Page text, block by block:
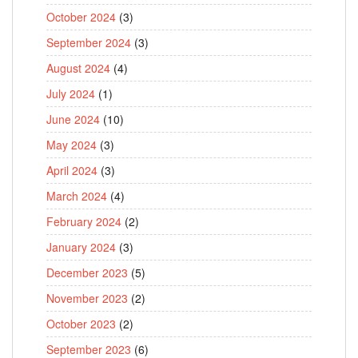
October 2024 (3)
September 2024 (3)
August 2024 (4)
July 2024 (1)
June 2024 (10)
May 2024 (3)
April 2024 (3)
March 2024 (4)
February 2024 (2)
January 2024 (3)
December 2023 (5)
November 2023 (2)
October 2023 (2)
September 2023 (6)